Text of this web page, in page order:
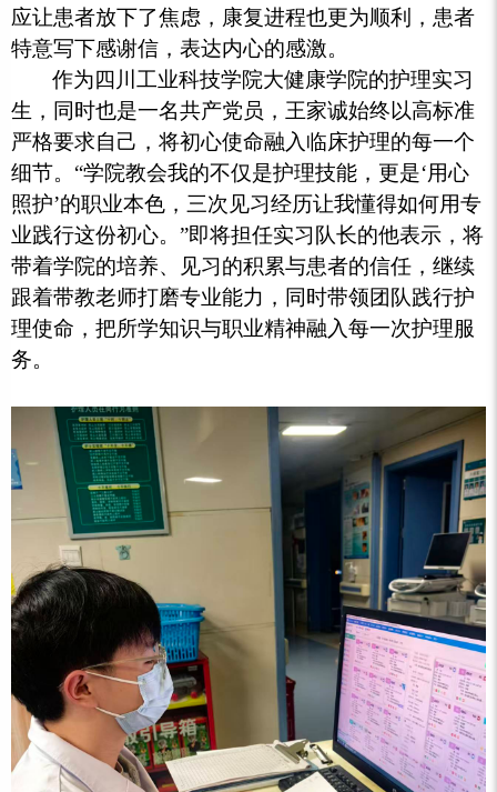
应让患者放下了焦虑，康复进程也更为顺利，患者
特意写下感谢信，表达内心的感激。
作为四川工业科技学院大健康学院的护理实习
生，同时也是一名共产党员，王家诚始终以高标准
严格要求自己，将初心使命融入临床护理的每一个
细节。“学院教会我的不仅是护理技能，更是‘用心
照护’的职业本色，三次见习经历让我懂得如何用专
业践行这份初心。”即将担任实习队长的他表示，将
带着学院的培养、见习的积累与患者的信任，继续
跟着带教老师打磨专业能力，同时带领团队践行护
理使命，把所学知识与职业精神融入每一次护理服
务。